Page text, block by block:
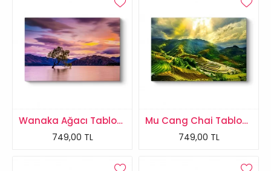
Wanaka Ağacı Tablosu
749,00 TL
Mu Cang Chai Tablosu
749,00 TL